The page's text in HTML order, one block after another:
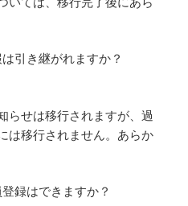
引き継がれますか？
らせは移行されますが、過
は移行されません。あらか
録はできますか？